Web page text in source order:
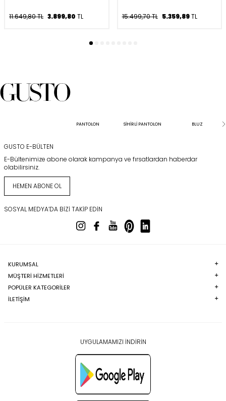
11.649,80 TL 3.899,80 TL 15.499,70 TL 5.359,89TL
PANTOLON SİHİRLİ PANTOLON BLUZ
GUSTO E-BÜLTEN
E-Bültenimize abone olarak kampanya ve fırsatlardan haberdar
olabilirsiniz.
HEMEN ABONE OL
SOSYAL MEDYA’DA BIZI TAKIP EDIN
KURUMSAL
MÜŞTERI HIZMETLERI
POPÜLER KATEGORILER
İLETİŞİM
UYGULAMAMIZI İNDİRİN